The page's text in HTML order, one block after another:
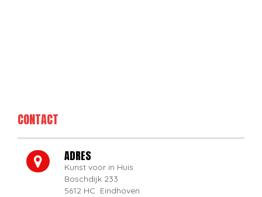
CONTACT
ADRES
Kunst voor in Huis
Boschdijk 233
5612 HC Eindhoven